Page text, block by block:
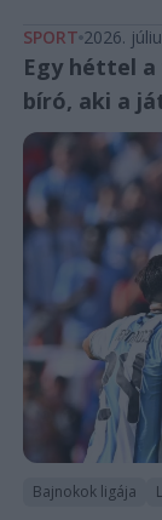
SPORT 2026.
Egy héttel
bíró, aki a
Bajnokok ligája